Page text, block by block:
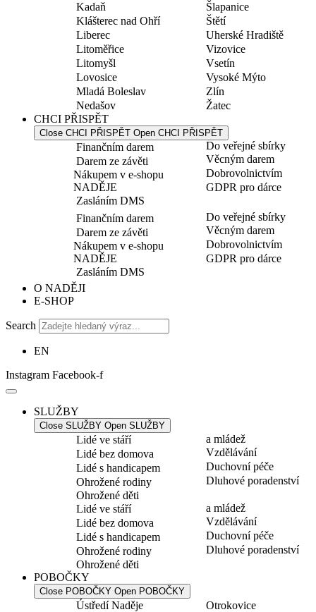
Kadaň
Klášterec nad Ohří
Liberec
Litoměřice
Litomyšl
Lovosice
Mladá Boleslav
Nedašov
Šlapanice
Štětí
Uherské Hradiště
Vizovice
Vsetín
Vysoké Mýto
Zlín
Žatec
CHCI PŘISPĚT
Close CHCI PŘISPĚT Open CHCI PŘISPĚT
Finančním darem
Darem ze závěti
Nákupem v e-shopu
NADĚJE
Zasláním DMS
Do veřejné sbírky
Věcným darem
Dobrovolnictvím
GDPR pro dárce
Finančním darem
Darem ze závěti
Nákupem v e-shopu
NADĚJE
Zasláním DMS
Do veřejné sbírky
Věcným darem
Dobrovolnictvím
GDPR pro dárce
O NADĚJI
E-SHOP
Search
EN
Instagram Facebook-f
SLUŽBY
Close SLUŽBY Open SLUŽBY
Lidé ve stáří
Lidé bez domova
Lidé s handicapem
Ohrožené rodiny
Ohrožené děti
a mládež
Vzdělávání
Duchovní péče
Dluhové poradenství
Lidé ve stáří
Lidé bez domova
Lidé s handicapem
Ohrožené rodiny
Ohrožené děti
a mládež
Vzdělávání
Duchovní péče
Dluhové poradenství
POBOČKY
Close POBOČKY Open POBOČKY
Ústředí Naděje
Otrokovice